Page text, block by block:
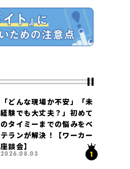
「どんな現場か不安」「未
経験でも大丈夫？」初めて
のタイミーまでの悩みをベ
テランが解決！【ワーカー
座談会】
2026.08.03